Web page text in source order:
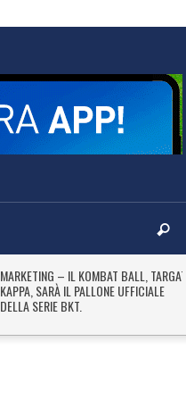
MARKETING – IL KOMBAT BALL, TARGATO
KAPPA, SARÀ IL PALLONE UFFICIALE
DELLA SERIE BKT.